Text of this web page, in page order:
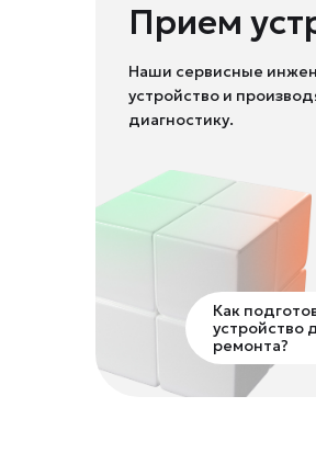
Прием
Наши сервисные
устройство и
диагностику.
Как
устройство
ремонта?